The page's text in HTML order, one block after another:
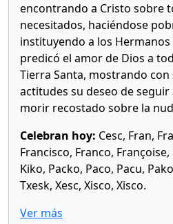
encontrando a Cristo sobre
necesitados, haciéndose
instituyendo a los
predicó el amor de Dios a
Tierra Santa, mostrando con
actitudes su deseo de
morir recostado sobre la
Celebran hoy: Cesc, Fran,
Francisco, Franco,
Kiko, Packo, Paco, Pacu,
Txesk, Xesc, Xisco, Xisco.
Ver más